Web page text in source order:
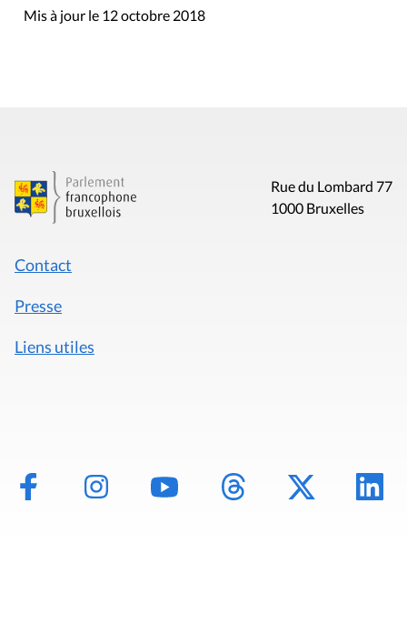
Mis à jour le 12 octobre 2018
Rue du Lombard 77
1000 Bruxelles
Contact
Presse
Liens utiles